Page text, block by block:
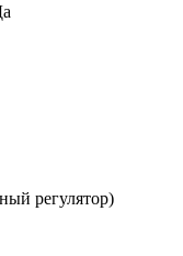
регулятор)